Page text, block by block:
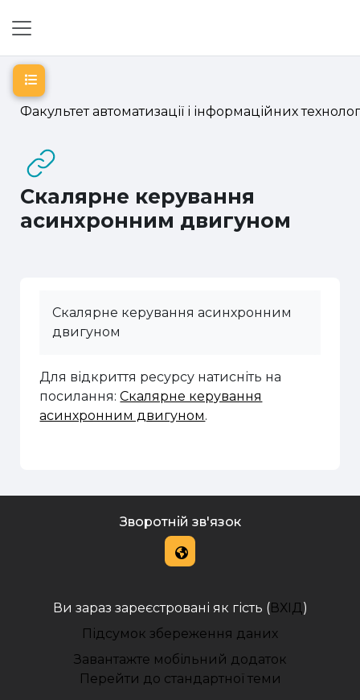
Факультет автоматизації і інформаційних
Скалярне керування
асинхронним двигуном
Відкритий покажчик курсу
Скалярне керування асинхронним
двигуном
Для відкриття ресурсу натисніть на
посилання:Скалярне керування
асинхронним двигуном.
Зворотній зв'язок
Ви зараз зареєстровані як гість (ВХІД )
Підсумок збереження даних
Завантажте мобільний додаток
Перейти до стандартної теми